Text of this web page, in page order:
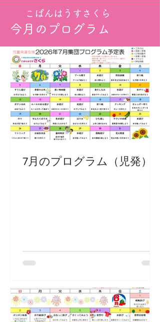
こぱんはうすさくら
今月のプログラム
7月のプログラム（児発）